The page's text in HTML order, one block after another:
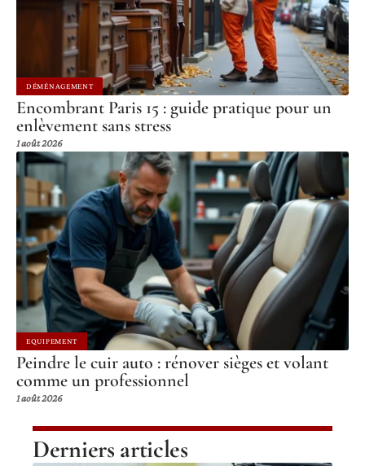
DÉMÉNAGEMENT
Encombrant Paris 15 : guide pratique pour un
enlèvement sans stress
1 août 2026
EQUIPEMENT
Peindre le cuir auto : rénover sièges et volant
comme un professionnel
1 août 2026
Derniers articles